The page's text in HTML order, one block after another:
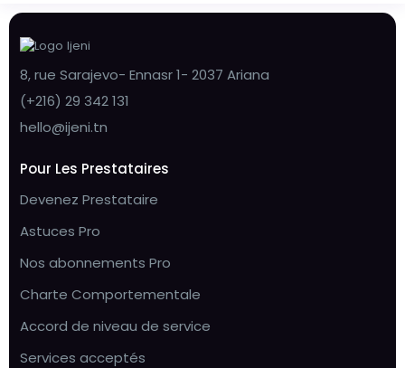
8, rue Sarajevo- Ennasr 1- 2037 Ariana
(+216) 29 342 131
hello@ijeni.tn
Pour Les Prestataires
Devenez Prestataire
Astuces Pro
Nos abonnements Pro
Charte Comportementale
Accord de niveau de service
Services acceptés